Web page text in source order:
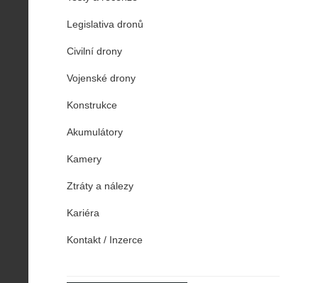
Legislativa dronů
Civilní drony
Vojenské drony
Konstrukce
Akumulátory
Kamery
Ztráty a nálezy
Kariéra
Kontakt / Inzerce